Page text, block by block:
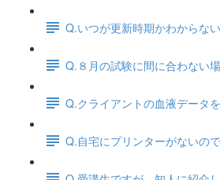
Q.いつが更新時期かわからな
Q.８月の試験に間に合わない
Q.クライアントの血液データ
Q.自宅にプリンターがないの